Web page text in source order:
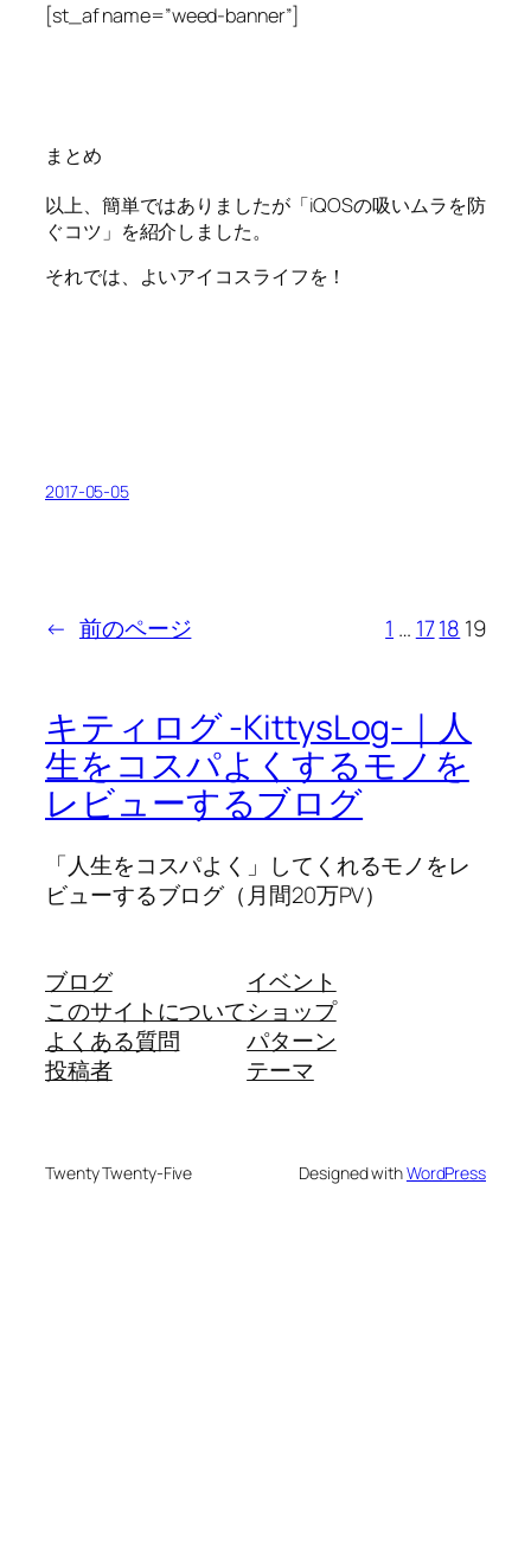
[st_af name=”weed-banner”]
まとめ
以上、簡単ではありましたが「iQOSの吸いムラを防
ぐコツ」を紹介しました。
それでは、よいアイコスライフを！
2017-05-05
← 前のページ 1 … 1718 19
キティログ -KittysLog-｜人
生をコスパよくするモノを
レビューするブログ
「人生をコスパよく」してくれるモノをレ
ビューするブログ（月間20万PV）
ブログ
このサイトについて
よくある質問
投稿者
イベント
ショップ
パターン
テーマ
Twenty Twenty-Five Designed withWordPress